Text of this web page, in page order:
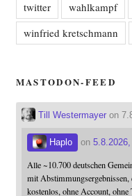
twitter
wahlkampf
winfried kretschmann
MASTODON-FEED
Till Westermayeron
Haplo on
Alle ~10.700 deutschen
mit Abstimmungsergebnissen,
kostenlos, ohne Account,